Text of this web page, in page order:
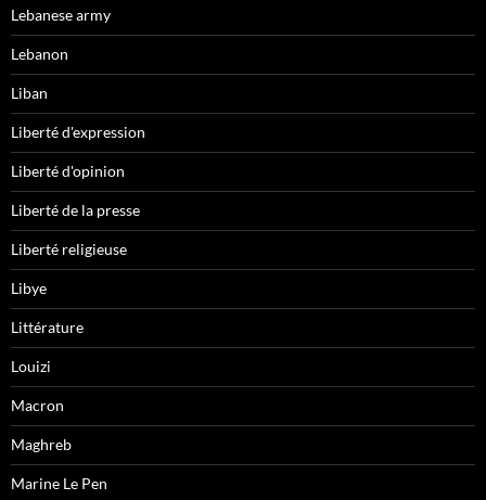
Lebanese army
Lebanon
Liban
Liberté d'expression
Liberté d'opinion
Liberté de la presse
Liberté religieuse
Libye
Littérature
Louizi
Macron
Maghreb
Marine Le Pen